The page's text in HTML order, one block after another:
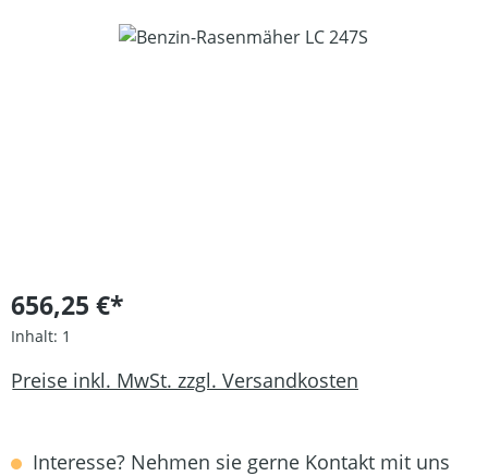
Bildergalerie überspringen
656,25 €*
Inhalt: 1
Preise inkl. MwSt. zzgl. Versandkosten
Interesse? Nehmen sie gerne Kontakt mit uns